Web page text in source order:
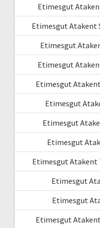
Etimesgut
Etimesgut Atakent
Etimesgut
Etimesgut
Etimesgut
Etimesgut
Etimesgut
Etimesgut
Etimesgut Atakent
Etimesgut
Etimesgut
Etimesgut